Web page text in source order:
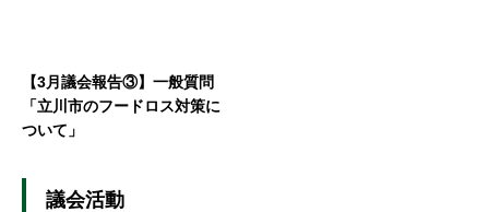
【3月議会報告③】一般質問
「立川市のフードロス対策に
ついて」
議会活動